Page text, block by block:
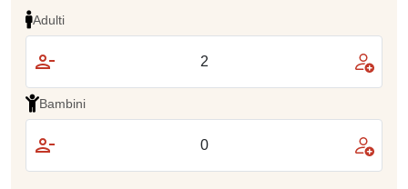
Adulti
Bambini